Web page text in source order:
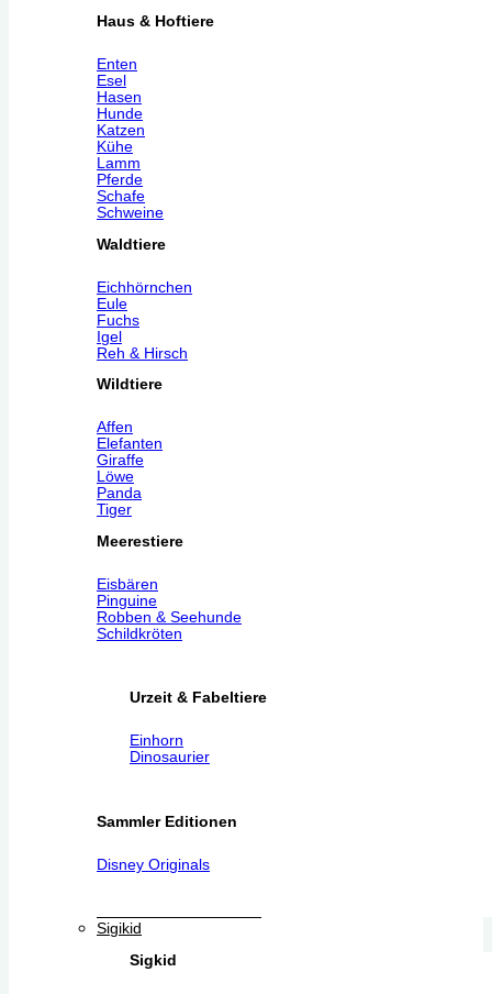
Haus & Hoftiere
Enten
Esel
Hasen
Hunde
Katzen
Kühe
Lamm
Pferde
Schafe
Schweine
Waldtiere
Eichhörnchen
Eule
Fuchs
Igel
Reh & Hirsch
Wildtiere
Affen
Elefanten
Giraffe
Löwe
Panda
Tiger
Meerestiere
Eisbären
Pinguine
Robben & Seehunde
Schildkröten
Urzeit & Fabeltiere
Einhorn
Dinosaurier
Sammler Editionen
Disney Originals
Sigikid
Sigkid